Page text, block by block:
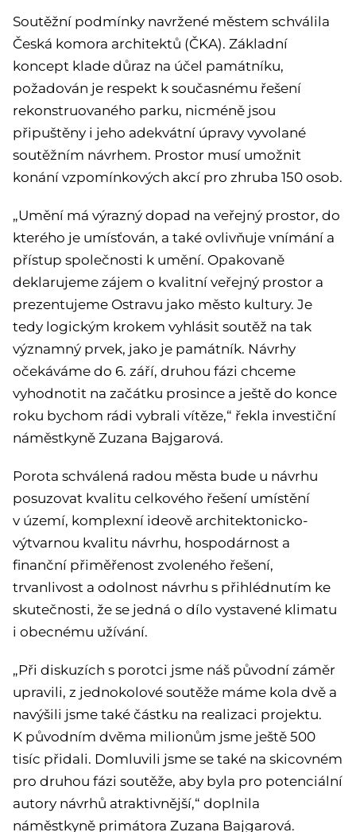
Soutěžní podmínky navržené městem schválila
Česká komora architektů (ČKA). Základní
koncept klade důraz na účel památníku,
požadován je respekt k současnému řešení
rekonstruovaného parku, nicméně jsou
připuštěny i jeho adekvátní úpravy vyvolané
soutěžním návrhem. Prostor musí umožnit
konání vzpomínkových akcí pro zhruba 150 osob.
„Umění má výrazný dopad na veřejný prostor, do
kterého je umísťován, a také ovlivňuje vnímání a
přístup společnosti k umění. Opakovaně
deklarujeme zájem o kvalitní veřejný prostor a
prezentujeme Ostravu jako město kultury. Je
tedy logickým krokem vyhlásit soutěž na tak
významný prvek, jako je památník. Návrhy
očekáváme do 6. září, druhou fázi chceme
vyhodnotit na začátku prosince a ještě do konce
roku bychom rádi vybrali vítěze,“ řekla investiční
náměstkyně Zuzana Bajgarová.
Porota schválená radou města bude u návrhu
posuzovat kvalitu celkového řešení umístění
v území, komplexní ideově architektonicko-
výtvarnou kvalitu návrhu, hospodárnost a
finanční přiměřenost zvoleného řešení,
trvanlivost a odolnost návrhu s přihlédnutím ke
skutečnosti, že se jedná o dílo vystavené klimatu
i obecnému užívání.
„Při diskuzích s porotci jsme náš původní záměr
upravili, z jednokolové soutěže máme kola dvě a
navýšili jsme také částku na realizaci projektu.
K původním dvěma milionům jsme ještě 500
tisíc přidali. Domluvili jsme se také na skicovném
pro druhou fázi soutěže, aby byla pro potenciální
autory návrhů atraktivnější,“ doplnila
náměstkyně primátora Zuzana Bajgarová.